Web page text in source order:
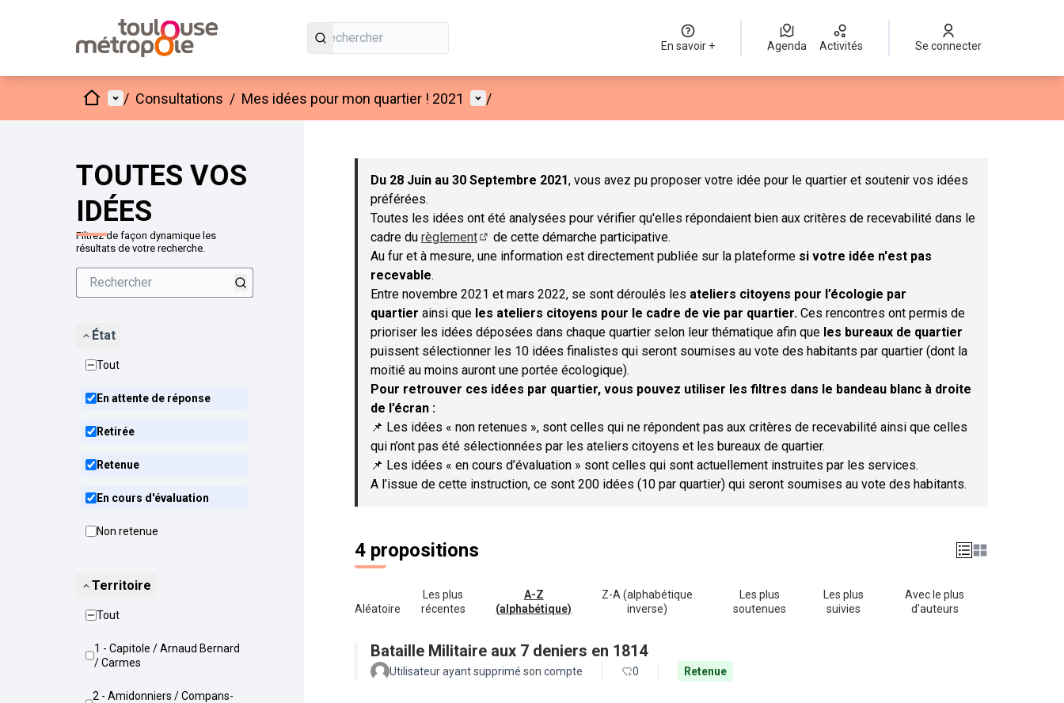
En savoir + Agenda Activités Se connecter
AccueilMenu principal
/ Consultations / Mes idées pour mon quartier ! 2021 Menu utilisateur
/
TOUTES VOS
IDÉES
Filtrez de façon dynamique les
résultats de votre recherche.
État
Tout
En attente de réponse
Retirée
Retenue
En cours d'évaluation
Non retenue
Territoire
Tout
1 - Capitole / Arnaud Bernard
/ Carmes
2 - Amidonniers / Compans-
Passer la carte
Du 28 Juin au 30 Septembre 2021, vous avez pu proposer votre idée pour le quartier et soutenir vos idées
préférées.
Toutes les idées ont été analysées pour vérifier qu'elles répondaient bien aux critères de recevabilité dans le
cadre du règlement
(S'ouvre dans un nouvel onglet)
de cette démarche participative.
Au fur et à mesure, une information est directement publiée sur la plateforme si votre idée n'est pas
recevable.
Entre novembre 2021 et mars 2022, se sont déroulés les ateliers citoyens pour l’écologie par
quartier ainsi que les ateliers citoyens pour le cadre de vie par quartier. Ces rencontres ont permis de
prioriser les idées déposées dans chaque quartier selon leur thématique afin que les bureaux de quartier
puissent sélectionner les 10 idées finalistes qui seront soumises au vote des habitants par quartier (dont la
moitié au moins auront une portée écologique).
Pour retrouver ces idées par quartier, vous pouvez utiliser les filtres dans le bandeau blanc à droite
de l’écran :
📌 Les idées « non retenues », sont celles qui ne répondent pas aux critères de recevabilité ainsi que celles
qui n’ont pas été sélectionnées par les ateliers citoyens et les bureaux de quartier.
📌 Les idées « en cours d’évaluation » sont celles qui sont actuellement instruites par les services.
A l’issue de cette instruction, ce sont 200 idées (10 par quartier) qui seront soumises au vote des habitants.
4 propositions
Aléatoire
Les plus
récentes
A-Z
(alphabétique)
Z-A (alphabétique
inverse)
Les plus
soutenues
Les plus
suivies
Avec le plus
d'auteurs
Bataille Militaire aux 7 deniers en 1814
Utilisateur ayant supprimé son compte 0 Retenue